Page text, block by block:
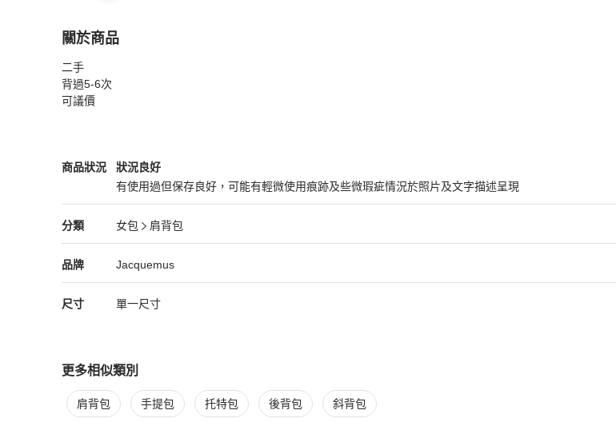
關於商品
關於
二手
背過5-6次
可議價
商品狀況
Jacquemus女包商品狀態與細節
狀況良好
有使用過但保存良好，可能有輕微使用痕跡及些微瑕疵情況於照片及文字描述呈現
狀況良好
分類
Jacquemus女包 分類資訊
女包
肩背包
女包/肩背包推薦
品牌
Jacquemus精品女包品牌介紹
Jacquemus
Jacquemus推薦清單
尺寸 單一尺寸
更多相似類別
更多Jacquemus女包 相似商品推薦
肩背包 手提包 托特包 後背包 斜背包